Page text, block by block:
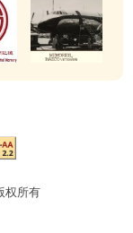
权所有